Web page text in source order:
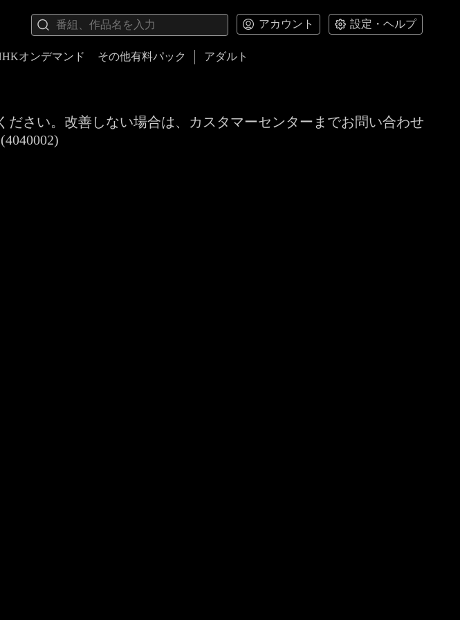
アカウント 設定・ヘルプ
オンデマンド その他有料パック アダルト
さい。改善しない場合は、カスタマーセンターまでお問い合わせ